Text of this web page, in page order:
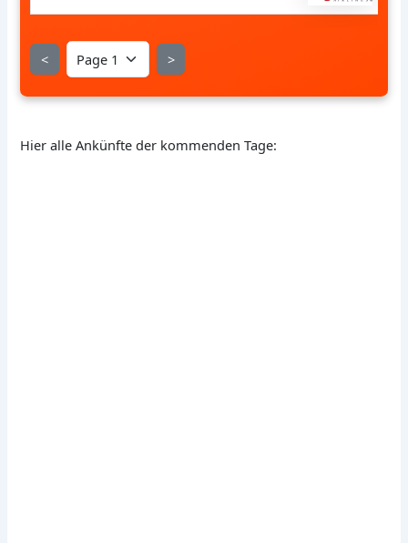
< >
Hier alle Ankünfte der kommenden Tage: